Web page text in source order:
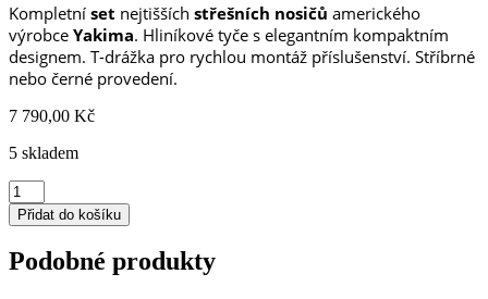
Kompletní set nejtišších střešních nosičů amerického
výrobce Yakima. Hliníkové tyče s elegantním kompaktním
designem. T-drážka pro rychlou montáž příslušenství. Stříbrné
nebo černé provedení.
7 790,00 Kč
5 skladem
Střešní
nosiče
YAKIMA
PŘESAHU
Přidat do košíku
Podobné produkty